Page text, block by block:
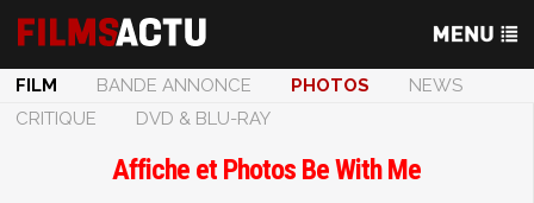
FILM BANDE ANNONCE PHOTOS
NEWS
CRITIQUE
DVD & BLU-RAY
Affiche et Photos Be With Me